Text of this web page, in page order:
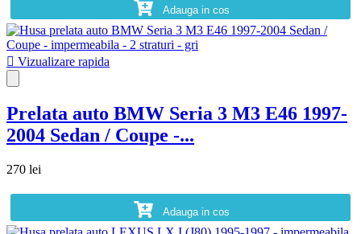
Adauga in cos
 Vizualizare rapida
Prelata auto BMW Seria 3 M3 E46 1997-
2004 Sedan / Coupe -...
270 lei
Adauga in cos